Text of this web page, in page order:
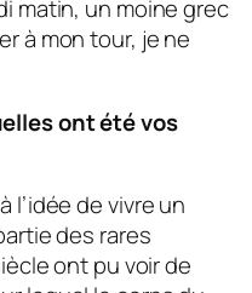
matin, un moine grec
à mon tour, je ne
ont été vos
l’idée de vivre un
des rares
ont pu voir de